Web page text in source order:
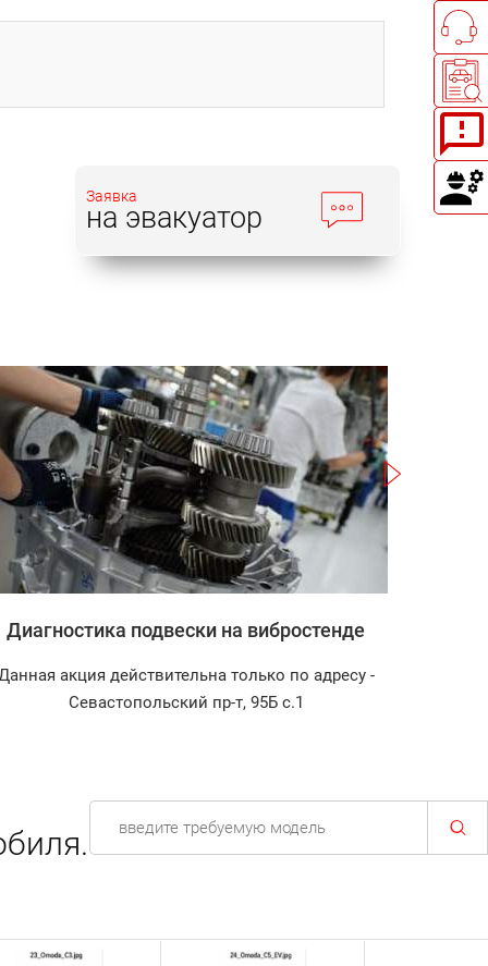
Заявка
на эвакуатор
Записаться
Диагностика подвески на вибростенде
акция действительна только по адресу -
Севастопольский пр-т, 95Б с.1